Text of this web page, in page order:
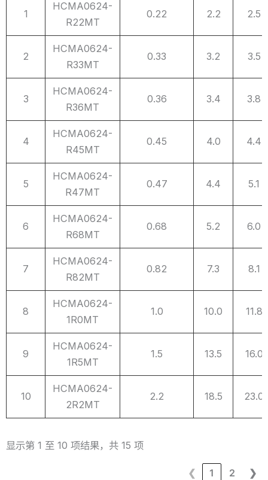
序
号
Number
产品型号
感量
单位（μH）
Resistance
直流电阻
1
HCMA0624-
R22MT
0.22 2.2 2.5
2
HCMA0624-
R33MT
0.33 3.2 3.5
3
HCMA0624-
R36MT
0.36 3.4 3.8
4
HCMA0624-
R45MT
0.45 4.0 4.4
5
HCMA0624-
R47MT
0.47 4.4 5.1
6
HCMA0624-
R68MT
0.68 5.2 6.0
7
HCMA0624-
R82MT
0.82 7.3 8.1
8
HCMA0624-
1R0MT
1.0 10.0 11.8
9
HCMA0624-
1R5MT
1.5 13.5 16.0
10
HCMA0624-
2R2MT
2.2 18.5 23.0
显示第 1 至 10 项结果，共 15 项
❮ 1 2 ❯